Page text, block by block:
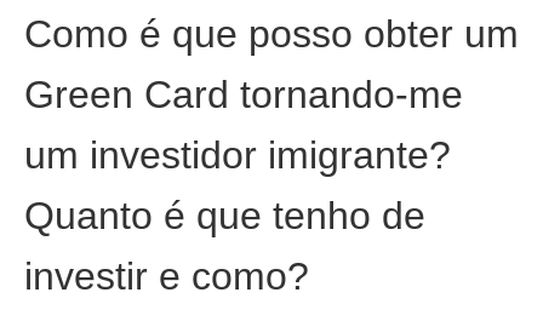
Como é que posso obter um
Green Card tornando-me
um investidor imigrante?
Quanto é que tenho de
investir e como?